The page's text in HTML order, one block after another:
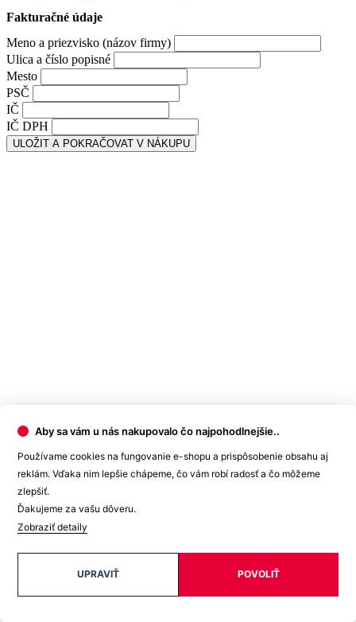
Fakturačné údaje
Meno a priezvisko (názov firmy)
Ulica a číslo popisné
Mesto
PSČ
IČ
IČ DPH
ULOŽIT A POKRAČOVAT V NÁKUPU
Aby sa vám u nás nakupovalo čo najpohodlnejšie..
Používame cookies na fungovanie e-shopu a prispôsobenie obsahu aj
reklám. Vďaka nim lepšie chápeme, čo vám robí radosť a čo môžeme
zlepšiť.
Ďakujeme za vašu dôveru.
Zobraziť detaily
POVOLIŤ
UPRAVIŤ